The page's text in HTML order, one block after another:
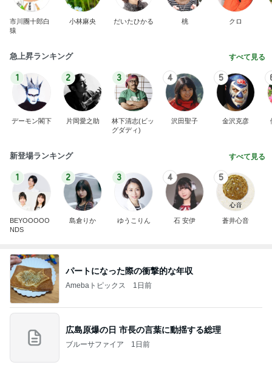
市川團十郎白
猿
小林麻央 だいたひかる 桃 クロ
急上昇ランキング すべて見る
1
デーモン閣下
2
片岡愛之助
3
林下清志(ビッ
グダディ)
4
沢田聖子
5
金沢克彦
新登場ランキング すべて見る
1
BEYOOOOO
NDS
2
島倉りか
3
ゆうこりん
4
石 安伊
5
蒼井心音
パートになった際の衝撃的な年収
Amebaトピックス 1日前
広島原爆の日 市長の言葉に動揺する総理
ブルーサファイア 1日前